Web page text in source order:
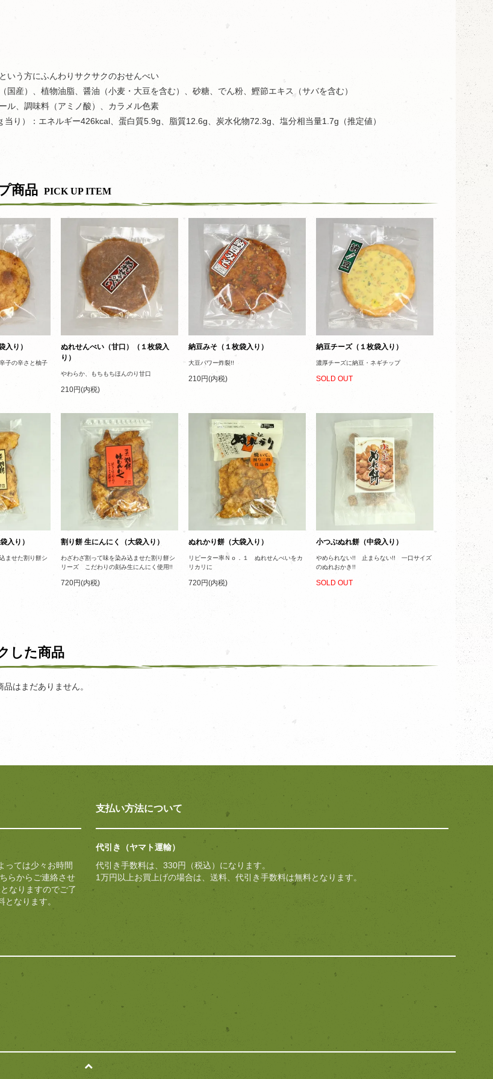
いう方にふんわりサクサクのおせんべい
国産）、植物油脂、醤油（小麦・大豆を含む）、砂糖、でん粉、鰹節エキス（サバを含む）
味料（アミノ酸）、カラメル色素
当り）：エネルギー426kcal、蛋白質5.9g、脂質12.6g、炭水化物72.3g、塩分相当量1.7g（推定値）
商品 PICK UP ITEM
入り）
子の辛さと柚子
ぬれせんべい（甘口）（１枚袋入
り）
やわらか、もちもちほんのり甘口
210円(内税)
納豆みそ（１枚袋入り）
大豆パワー炸裂!!
210円(内税)
納豆チーズ（１枚袋入り）
濃厚チーズに納豆・ネギチップ
SOLD OUT
入り）
ませた割り餅シ
割り餅 生にんにく（大袋入り）
わざわざ割って味を染み込ませた割り餅シ
リーズ こだわりの刻み生にんにく使用!!
720円(内税)
ぬれかり餅（大袋入り）
リピーター率Ｎｏ．１ ぬれせんべいをカ
リカリに
720円(内税)
小つぶぬれ餅（中袋入り）
やめられない!! 止まらない!! 一口サイズ
のぬれおかき!!
SOLD OUT
した商品
はまだありません。
っては少々お時間
らからご連絡させ
なりますのでご了
なります。
支払い方法について
代引き（ヤマト運輸）
代引き手数料は、330円（税込）になります。
1万円以上お買上げの場合は、送料、代引き手数料は無料となります。